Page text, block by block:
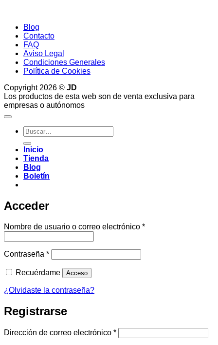
Blog
Contacto
FAQ
Aviso Legal
Condiciones Generales
Política de Cookies
Copyright 2026 © JD
Los productos de esta web son de venta exclusiva para
empresas o autónomos
Buscar
por:
Inicio
Tienda
Blog
Boletín
Acceder
Nombre de usuario o correo electrónico *Obligatorio
Contraseña *Obligatorio
Recuérdame Acceso
¿Olvidaste la contraseña?
Registrarse
Dirección de correo electrónico *Obligatorio